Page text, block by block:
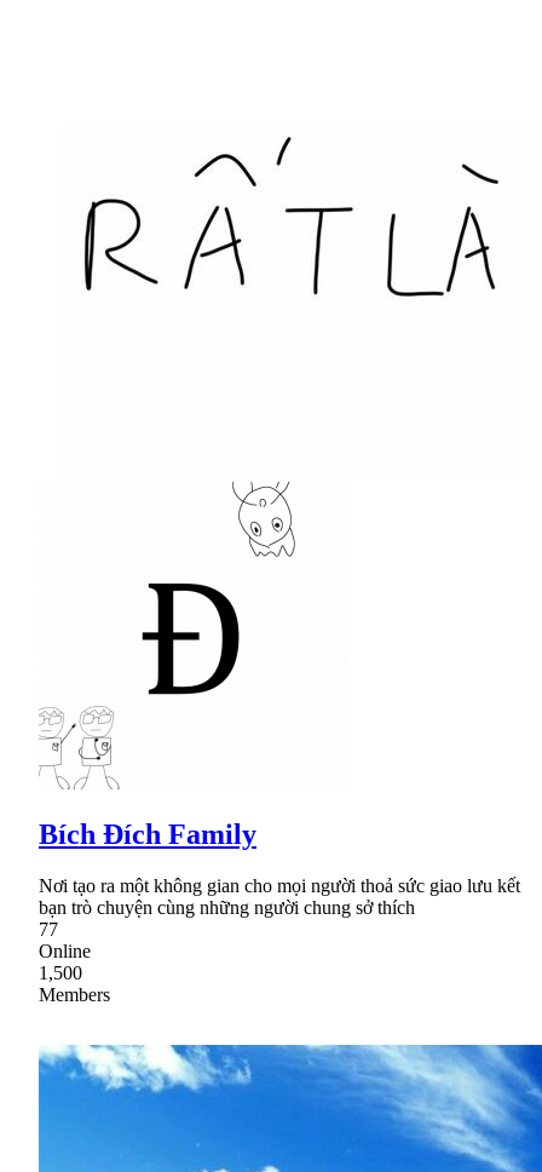
Bích Đích Family
Nơi tạo ra một không gian cho mọi người thoả sức giao lưu kết
bạn trò chuyện cùng những người chung sở thích
77
Online
1,500
Members